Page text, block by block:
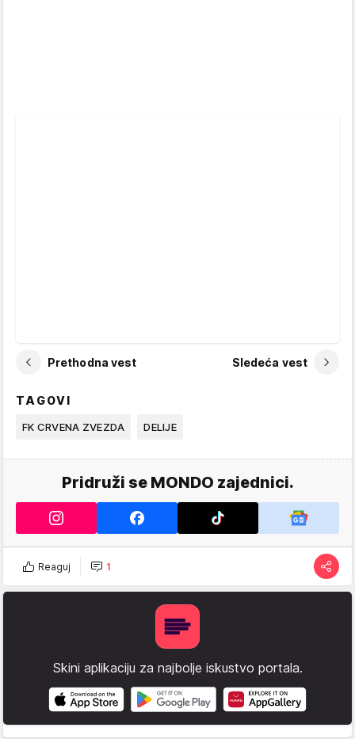
Prethodna vest Sledeća vest
TAGOVI
FK CRVENA ZVEZDA DELIJE
Pridruži se MONDO zajednici.
Reaguj 1
Skini aplikaciju za najbolje iskustvo portala.